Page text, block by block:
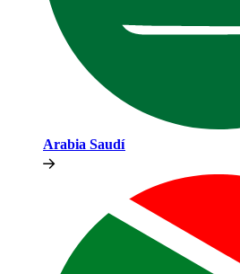
Arabia Saudí​​